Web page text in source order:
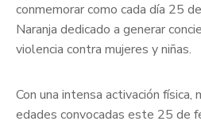
conmemorar como cada día 25
Naranja dedicado a generar
violencia contra mujeres y niñas.
Con una intensa activación
edades convocadas este 25 de